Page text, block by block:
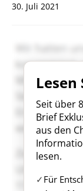
30. Juli 2021
Seit über
Brief
aus den
lesen.
Für